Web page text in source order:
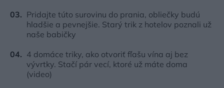
Pridajte túto surovinu do prania, obliečky budú
hladšie a pevnejšie. Starý trik z hotelov poznali už
naše babičky
4 domáce triky, ako otvoriť fľašu vína aj bez
vývrtky. Stačí pár vecí, ktoré už máte doma
(video)